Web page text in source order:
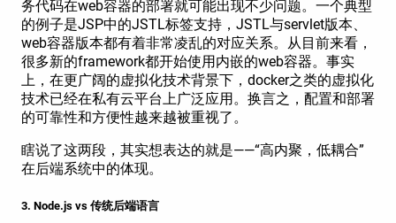
务代码在web容器的部署就可能出现不少问题。一个典型
的例子是JSP中的JSTL标签支持，JSTL与servlet版本、
web容器版本都有着非常凌乱的对应关系。从目前来看，
很多新的framework都开始使用内嵌的web容器。事实
上，在更广阔的虚拟化技术背景下，docker之类的虚拟化
技术已经在私有云平台上广泛应用。换言之，配置和部署
的可靠性和方便性越来越被重视了。
瞎说了这两段，其实想表达的就是——“高内聚，低耦合”
在后端系统中的体现。
3. Node.js vs 传统后端语言